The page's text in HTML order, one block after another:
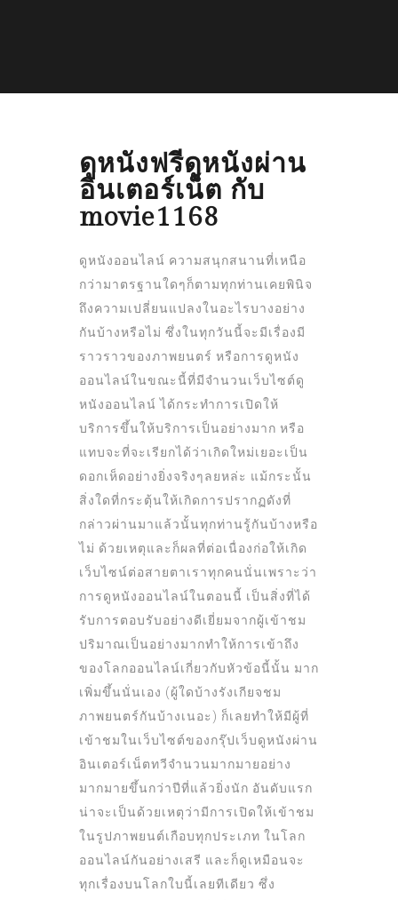
ดูหนังฟรีดูหนังผ่าน
อินเตอร์เน็ต กับ
movie1168
ดูหนังออนไลน์ ความสนุกสนานที่เหนือ
กว่ามาตรฐานใดๆก็ตามทุกท่านเคยพินิจ
ถึงความเปลี่ยนแปลงในอะไรบางอย่าง
กันบ้างหรือไม่ ซึ่งในทุกวันนี้จะมีเรื่องมี
ราวราวของภาพยนตร์ หรือการดูหนัง
ออนไลน์ในขณะนี้ที่มีจำนวนเว็บไซต์ดู
หนังออนไลน์ ได้กระทำการเปิดให้
บริการขึ้นให้บริการเป็นอย่างมาก หรือ
แทบจะที่จะเรียกได้ว่าเกิดใหม่เยอะเป็น
ดอกเห็ดอย่างยิ่งจริงๆลยหล่ะ แม้กระนั้น
สิ่งใดที่กระตุ้นให้เกิดการปรากฏดังที่
กล่าวผ่านมาแล้วนั้นทุกท่านรู้กันบ้างหรือ
ไม่ ด้วยเหตุและก็ผลที่ต่อเนื่องก่อให้เกิด
เว็บไซน์ต่อสายตาเราทุกคนนั่นเพราะว่า
การดูหนังออนไลน์ในตอนนี้ เป็นสิ่งที่ได้
รับการตอบรับอย่างดีเยี่ยมจากผู้เข้าชม
ปริมาณเป็นอย่างมากทำให้การเข้าถึง
ของโลกออนไลน์เกี่ยวกับหัวข้อนี้นั้น มาก
เพิ่มขึ้นนั่นเอง (ผู้ใดบ้างรังเกียจชม
ภาพยนตร์กันบ้างเนอะ) ก็เลยทำให้มีผู้ที่
เข้าชมในเว็บไซต์ของกรุ๊ปเว็บดูหนังผ่าน
อินเตอร์เน็ตทวีจำนวนมากมายอย่าง
มากมายขึ้นกว่าปีที่แล้วยิ่งนัก อันดับแรก
น่าจะเป็นด้วยเหตุว่ามีการเปิดให้เข้าชม
ในรูปภาพยนต์เกือบทุกประเภท ในโลก
ออนไลน์กันอย่างเสรี และก็ดูเหมือนจะ
ทุกเรื่องบนโลกใบนี้เลยทีเดียว ซึ่ง